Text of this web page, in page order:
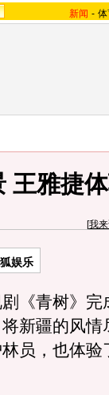
新闻 -
王雅捷
[我
娱乐
《青树》完
新疆的风情
员，也体验